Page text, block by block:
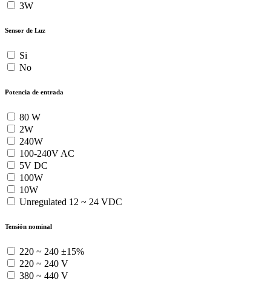
3W
Sensor de Luz
Si
No
Potencia de entrada
80 W
2W
240W
100-240V AC
5V DC
100W
10W
Unregulated 12 ~ 24 VDC
Tensión nominal
220 ~ 240 ±15%
220 ~ 240 V
380 ~ 440 V